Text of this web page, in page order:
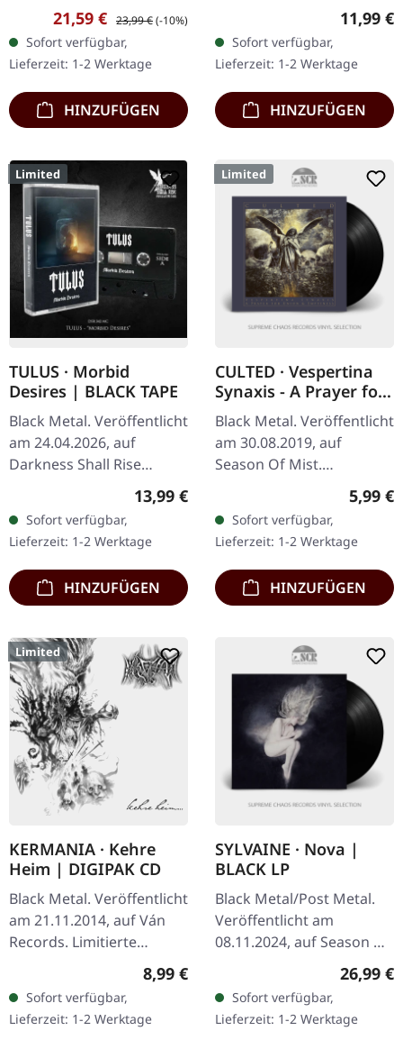
Productions. Schwarzes
Vinyl. Gehennas 'Black
Seared Heart' ist ein
Zeugnis der…
Verkaufspreis:
21,59 € Regulärer Preis:
23,99 €(-10%)
Sofort verfügbar,
Lieferzeit: 1-2 Werktage
HINZUFÜGEN
Digipak mit DVD. Das
Digipak identifiziert
fälschlicherweise den
Inhalt als…
11,99 €
Sofort verfügbar,
Lieferzeit: 1-2 Werktage
HINZUFÜGEN
Limited
TULUS · Morbid
Desires | BLACK TAPE
Black Metal. Veröffentlicht
am 24.04.2026, auf
Darkness Shall Rise
Productions. Schwarze
Musikkassette mit 10-
seitigem Einleger. Limitiert
auf 200…
Regulärer Preis:
13,99 €
Sofort verfügbar,
Lieferzeit: 1-2 Werktage
HINZUFÜGEN
Limited
CULTED · Vespertina
Synaxis - A Prayer for
Union & Emptiness |
BLACK LP
Black Metal. Veröffentlicht
am 30.08.2019, auf
Season Of Mist.
Schwarzes Vinyl. Limitiert
auf 400 Exemplare. Mann,
was für ein
zermalmender Rückkehr…
5,99 €
Sofort verfügbar,
Lieferzeit: 1-2 Werktage
HINZUFÜGEN
Limited
KERMANIA · Kehre
Heim | DIGIPAK CD
Black Metal. Veröffentlicht
am 21.11.2014, auf Ván
Records. Limitierte
Auflage als CD im DigiPak.
Kermania liefert eine
eindringliche Reise
durch…
Regulärer Preis:
8,99 €
Sofort verfügbar,
Lieferzeit: 1-2 Werktage
SYLVAINE · Nova |
BLACK LP
Black Metal/Post Metal.
Veröffentlicht am
08.11.2024, auf Season Of
Mist. Schwarzes Vinyl im
Gatefold-Cover mit
mattem Druck und
digitalem…
26,99 €
Sofort verfügbar,
Lieferzeit: 1-2 Werktage